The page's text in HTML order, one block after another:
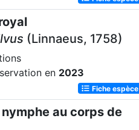
(Linnaeus, 1758)
en 2023
Fiche espèce
au corps de